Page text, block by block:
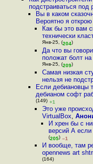
подстраиваться под
Вы в каком
Вероятно я
Как бы это вам
технически
Янв-25, (204)
Да что вы
положат болт на
Янв-25, (209)
Самая низкая
нельзя не
Если дебиановцы
дебианом софт
(149) +1
Это уже
VirtualBox,
И хрен бы с
версий А
(205) –1
И вообще, там
opennews art
(164)